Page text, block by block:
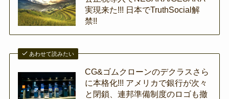
実現来た!!! 日本でTruthSocial解
禁!!
あわせて読みたい
CG&ゴムクローンのデクラスさら
に本格化!!! アメリカで銀行が次々
と閉鎖、連邦準備制度のロゴも撤